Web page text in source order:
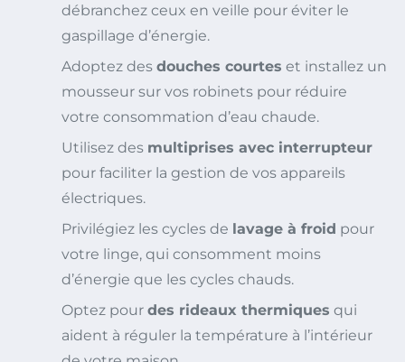
débranchez ceux en veille pour éviter le
gaspillage d’énergie.
Adoptez des douches courtes et installez un
mousseur sur vos robinets pour réduire
votre consommation d’eau chaude.
Utilisez des multiprises avec interrupteur
pour faciliter la gestion de vos appareils
électriques.
Privilégiez les cycles de lavage à froid pour
votre linge, qui consomment moins
d’énergie que les cycles chauds.
Optez pour des rideaux thermiques qui
aident à réguler la température à l’intérieur